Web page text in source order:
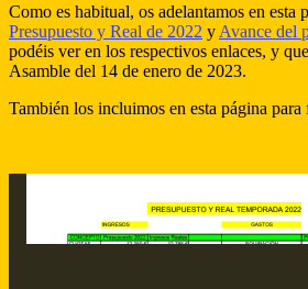
Como es habitual, os adelantamos en esta
Presupuesto y Real de 2022 y Avance del
podéis ver en los respectivos enlaces, y
Asamble del 14 de enero de 2023.
También los incluimos en esta página para